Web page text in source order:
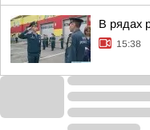
В рядах
15:38